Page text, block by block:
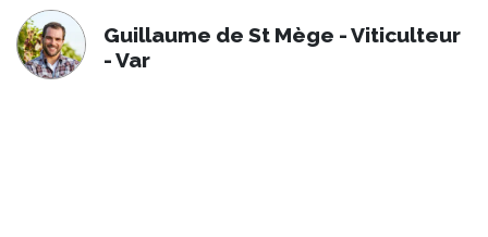
Guillaume de St Mège - Viticulteur
- Var